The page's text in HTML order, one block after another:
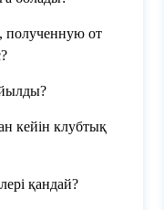
полученную от
кейін клубтық
қандай?